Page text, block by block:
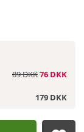
89 DKK76 DKK
179 DKK